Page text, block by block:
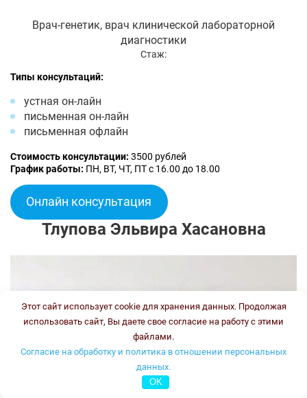
Врач-генетик, врач клинической лабораторной
диагностики
Стаж:
Типы консультаций:
устная он-лайн
письменная он-лайн
письменная офлайн
Стоимость консультации: 3500 рублей
График работы: ПН, ВТ, ЧТ, ПТ с 16.00 до 18.00
Онлайн консультация
Тлупова Эльвира Хасановна
Этот сайт использует cookie для хранения данных. Продолжая
использовать сайт, Вы даете свое согласие на работу с этими
файлами.
Согласие на обработку и политика в отношении персональных
данных.
OK